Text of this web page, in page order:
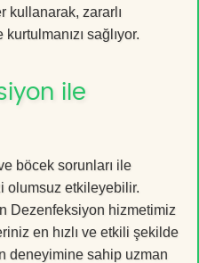
kullanarak, zararlı
sağlıyor.
ile
böcek sorunları ile
olumsuz etkileyebilir.
Dezenfeksiyon hizmetimiz
en hızlı ve etkili şekilde
deneyimine sahip uzman